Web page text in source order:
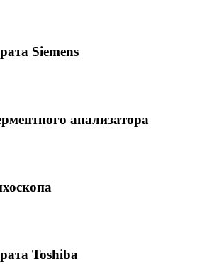
Siemens
анализатора
Toshiba